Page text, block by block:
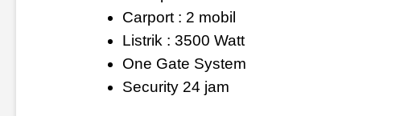
Carport : 2 mobil
Listrik : 3500 Watt
One Gate System
Security 24 jam